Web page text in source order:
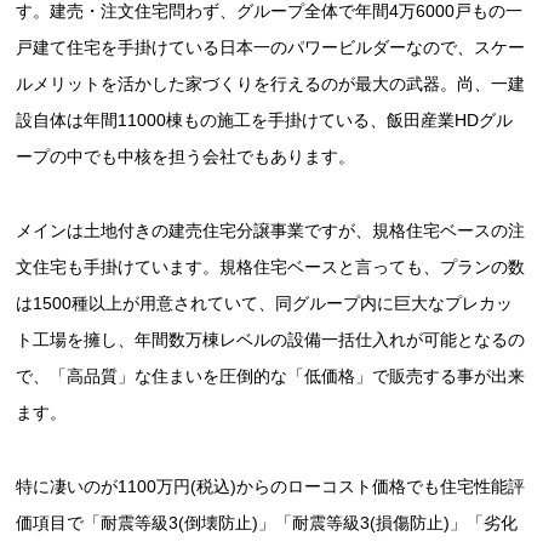
す。建売・注文住宅問わず、グループ全体で年間4万6000戸もの一
戸建て住宅を手掛けている日本一のパワービルダーなので、スケー
ルメリットを活かした家づくりを行えるのが最大の武器。尚、一建
設自体は年間11000棟もの施工を手掛けている、飯田産業HDグル
ープの中でも中核を担う会社でもあります。
メインは土地付きの建売住宅分譲事業ですが、規格住宅ベースの注
文住宅も手掛けています。規格住宅ベースと言っても、プランの数
は1500種以上が用意されていて、同グループ内に巨大なプレカッ
ト工場を擁し、年間数万棟レベルの設備一括仕入れが可能となるの
で、「高品質」な住まいを圧倒的な「低価格」で販売する事が出来
ます。
特に凄いのが1100万円(税込)からのローコスト価格でも住宅性能評
価項目で「耐震等級3(倒壊防止)」「耐震等級3(損傷防止)」「劣化